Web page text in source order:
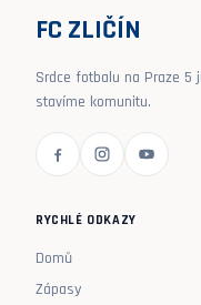
FC ZLIČÍN
Srdce fotbalu na Praze 5
stavíme komunitu.
RYCHLÉ ODKAZY
Domů
Zápasy